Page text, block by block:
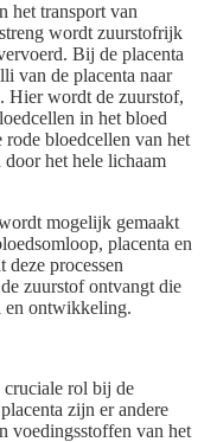
het transport van
wordt zuurstofrijk
Bij de placenta
van de placenta naar
Hier wordt de zuurstof,
in het bloed
rode bloedcellen van het
het hele lichaam
mogelijk gemaakt
placenta en
processen
zuurstof ontvangt die
en ontwikkeling.
cruciale rol bij de
zijn er andere
voedingsstoffen van het